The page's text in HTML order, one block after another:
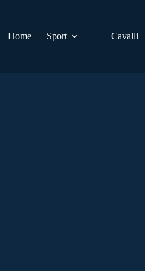
Home
Sport Cavalli